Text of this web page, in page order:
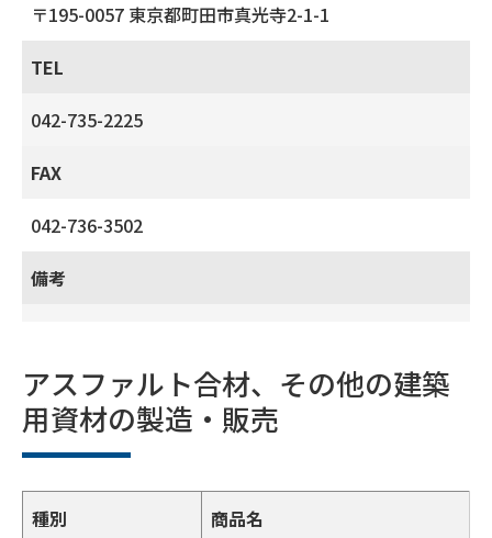
〒195-0057 東京都町田市真光寺2-1-1
TEL
042-735-2225
FAX
042-736-3502
備考
アスファルト合材、その他の建築
用資材の製造・販売
種別 商品名